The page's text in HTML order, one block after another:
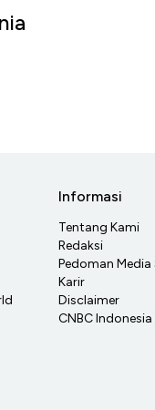
Informasi
Tentang Kami
Redaksi
Pedoman Media
Karir
Disclaimer
CNBC